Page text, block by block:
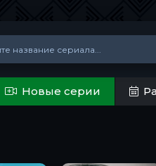
Новые серии